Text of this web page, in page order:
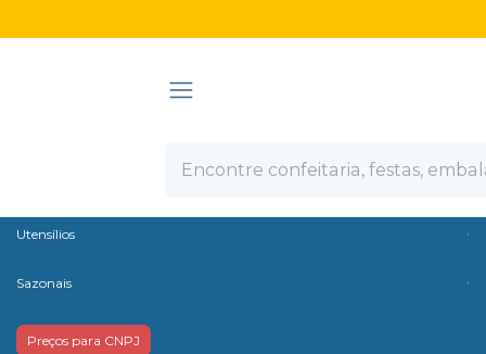
Ver todas as categorias
Utensílios
Sazonais
Preços para CNPJ